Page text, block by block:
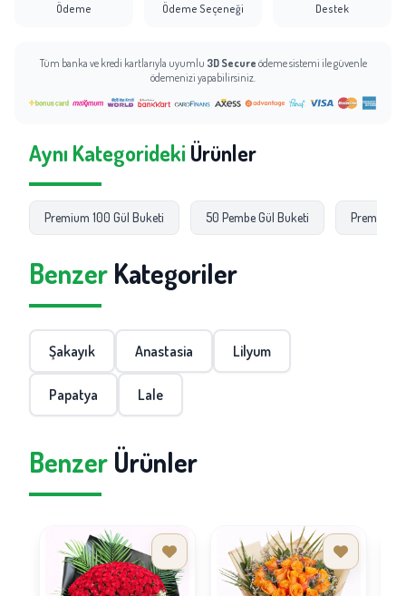
Ödeme
Ödeme Seçeneği
Destek
Tüm banka ve kredi kartlarıyla uyumlu 3D Secure ödeme sistemi ile güvenle
ödemenizi yapabilirsiniz.
Aynı Kategorideki Ürünler
Premium 100 Gül Buketi 50 Pembe Gül Buketi Premium
Benzer Kategoriler
Şakayık Anastasia Lilyum
Papatya Lale
Benzer Ürünler